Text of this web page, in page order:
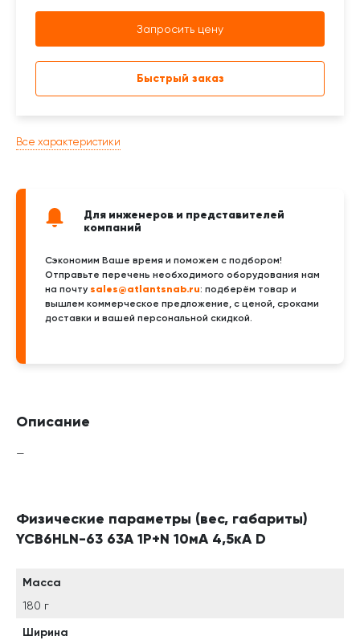
Все характеристики
Для инженеров и представителей
компаний
Сэкономим Ваше время и поможем с подбором!
Отправьте перечень необходимого оборудования нам
на почту sales@atlantsnab.ru: подберём товар и
вышлем коммерческое предложение, с ценой, сроками
доставки и вашей персональной скидкой.
Запросить цену
Быстрый заказ
Описание
—
Физические параметры (вес, габариты)
YCB6HLN-63 63А 1P+N 10мА 4,5кА D
Масса
180 г
Ширина